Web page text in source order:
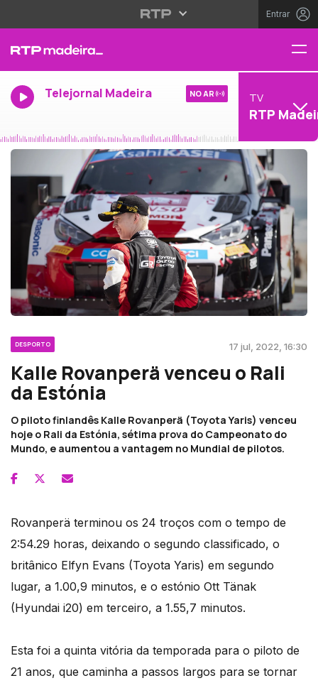
Entrar
Telejornal Madeira NO AR TV
RTP
DESPORTO 17 jul, 2022, 16:30
Kalle Rovanperä venceu o Rali
da Estónia
O piloto finlandês Kalle Rovanperä (Toyota Yaris) venceu
hoje o Rali da Estónia, sétima prova do Campeonato do
Mundo, e aumentou a vantagem no Mundial de pilotos.
Rovanperä terminou os 24 troços com o tempo de
2:54.29 horas, deixando o segundo classificado, o
britânico Elfyn Evans (Toyota Yaris) em segundo
lugar, a 1.00,9 minutos, e o estónio Ott Tänak
(Hyundai i20) em terceiro, a 1.55,7 minutos.
Esta foi a quinta vitória da temporada para o piloto de
21 anos, que caminha a passos largos para se tornar